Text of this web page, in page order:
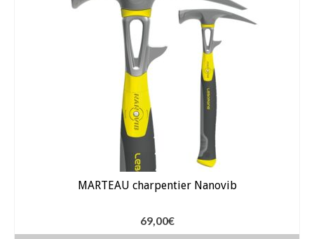
Enterré / Regards
Pistolets / Brosses
Programmateur
Robinets / Vannes
MARTEAU charpentier Nanovib
69,00€